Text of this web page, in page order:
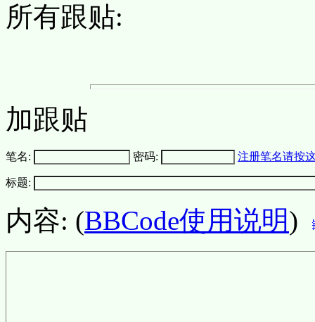
所有跟贴:
加跟贴
笔名: 密码: 注册笔名请按
标题:
内容: (BBCode使用说明)